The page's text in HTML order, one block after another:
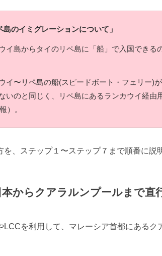
のイミグレーションについて」
イ島からタイのリペ島に「船」で入国できる
イ〜リペ島の船(スピードボート・フェリー)
いのと同じく、リペ島にあるランカウイ経由
）。
、ステップ１〜ステップ７まで順番に説
からクアラルンプールまで直
LCCを利用して、マレーシア首都にあるク